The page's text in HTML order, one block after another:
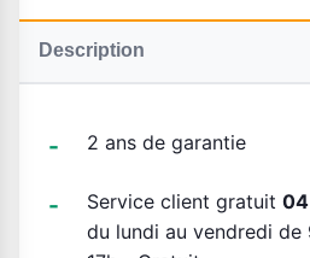
Description
2 ans de garantie
Service client gratuit
du lundi au vendredi de